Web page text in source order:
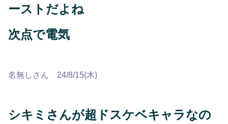
ーストだよね
次点で電気
名無しさん 24/8/15(木)
シキミさんが超ドスケベキャラなの